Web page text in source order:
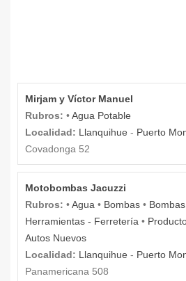
Mirjam y Víctor Manuel
Rubros: •Agua Potable
Localidad: Llanquihue - Puerto
Covadonga 52
Motobombas Jacuzzi
Rubros: •Agua • Bombas •
Herramientas - Ferretería •
Autos Nuevos
Localidad: Llanquihue - Puerto
Panamericana 508